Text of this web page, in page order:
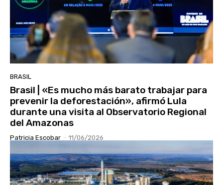
BRASIL
Brasil | «Es mucho más barato trabajar para
prevenir la deforestación», afirmó Lula
durante una visita al Observatorio Regional
del Amazonas
Patricia Escobar - 11/06/2026